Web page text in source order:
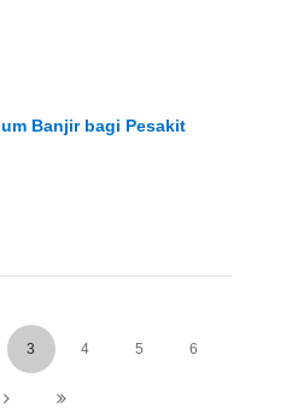
Banjir bagi Pesakit
3 4 5 6